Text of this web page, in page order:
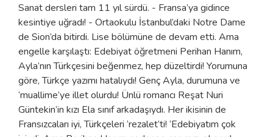
Sanat dersleri tam 11 yıl sürdü. - Fransa’ya gidince
kesintiye uğradı! - Ortaokulu İstanbul’daki Notre Dame
de Sion’da bitirdi. Lise bölümüne de devam etti. Ama
engelle karşılaştı: Edebiyat öğretmeni Perihan Hanım,
Ayla’nın Türkçesini beğenmez, hep düzeltirdi! Yorumuna
göre, Türkçe yazımı hatalıydı! Genç Ayla, durumuna ve
‘muallime’ye illet olurdu! Ünlü romancı Reşat Nuri
Güntekin’in kızı Ela sınıf arkadaşıydı. Her ikisinin de
Fransızcaları iyi, Türkçeleri ‘rezalet’ti! ‘Edebiyatım çok